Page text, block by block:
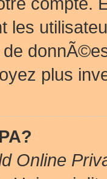
les
plus
Online